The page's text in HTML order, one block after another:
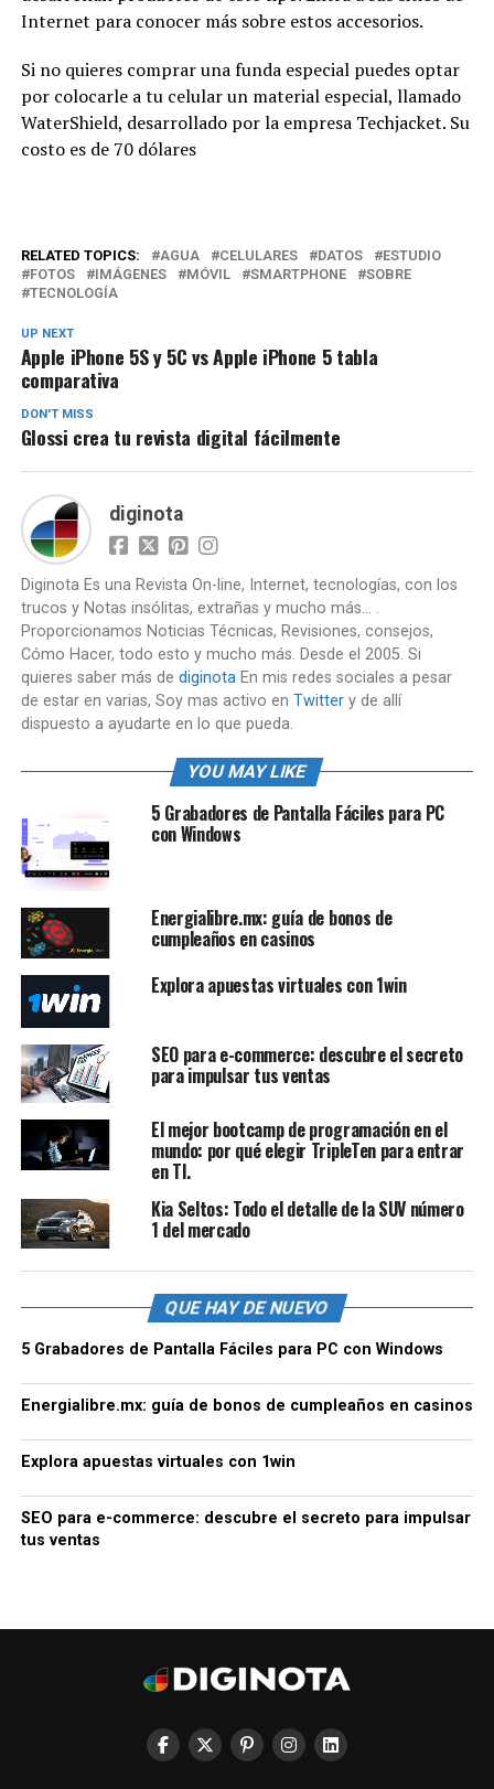
Internet para conocer más sobre estos accesorios.
Si no quieres comprar una funda especial puedes optar
por colocarle a tu celular un material especial, llamado
WaterShield, desarrollado por la empresa Techjacket. Su
costo es de 70 dólares
RELATED TOPICS: AGUA CELULARES DATOS
ESTUDIO
FOTOS
IMÁGENES MÓVIL SMARTPHONE
SOBRE
TECNOLOGÍA
UP NEXT
Apple iPhone 5S y 5C vs Apple iPhone 5 tabla
comparativa
DON'T MISS
Glossi crea tu revista digital fácilmente
diginota
Diginota Es una Revista On-line, Internet, tecnologías, con los
trucos y Notas insólitas, extrañas y mucho más... .
Proporcionamos Noticias Técnicas, Revisiones, consejos,
Cómo Hacer, todo esto y mucho más. Desde el 2005. Si
quieres saber más de diginotaEn mis redes sociales a pesar
de estar en varias, Soy mas activo en Twittery de allí
dispuesto a ayudarte en lo que pueda.
YOU MAY LIKE
5 Grabadores de Pantalla Fáciles para PC
con Windows
Energialibre.mx: guía de bonos de
cumpleaños en casinos
Explora apuestas virtuales con 1win
SEO para e-commerce: descubre el secreto
para impulsar tus ventas
El mejor bootcamp de programación en el
mundo: por qué elegir TripleTen para entrar
en TI.
Kia Seltos: Todo el detalle de la SUV número
1 del mercado
QUE HAY DE NUEVO
5 Grabadores de Pantalla Fáciles para PC con Windows
Energialibre.mx: guía de bonos de cumpleaños en casinos
Explora apuestas virtuales con 1win
SEO para e-commerce: descubre el secreto para impulsar
tus ventas